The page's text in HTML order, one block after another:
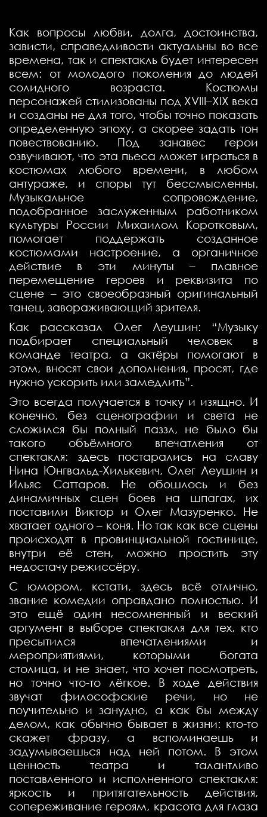
Как вопросы любви, долга, достоинства,
зависти, справедливости актуальны во все
времена, так и спектакль будет интересен
всем: от молодого поколения до людей
солидного возраста. Костюмы
персонажей стилизованы под XVIII–XIX века
и созданы не для того, чтобы точно показать
определенную эпоху, а скорее задать тон
повествованию. Под занавес герои
озвучивают, что эта пьеса может играться в
костюмах любого времени, в любом
антураже, и споры тут бессмысленны.
Музыкальное сопровождение,
подобранное заслуженным работником
культуры России Михаилом Коротковым,
помогает поддержать созданное
костюмами настроение, а органичное
действие в эти минуты – плавное
перемещение героев и реквизита по
сцене – это своеобразный оригинальный
танец, завораживающий зрителя.
Как рассказал Олег Леушин: “Музыку
подбирает специальный человек в
команде театра, а актёры помогают в
этом, вносят свои дополнения, просят, где
нужно ускорить или замедлить”.
Это всегда получается в точку и изящно. И
конечно, без сценографии и света не
сложился бы полный паззл, не было бы
такого объёмного впечатления от
спектакля: здесь постарались на славу
Нина Юнгвальд-Хилькевич, Олег Леушин и
Ильяс Саттаров. Не обошлось и без
динамичных сцен боев на шпагах, их
поставили Виктор и Олег Мазуренко. Не
хватает одного – коня. Но так как все сцены
происходят в провинциальной гостинице,
внутри её стен, можно простить эту
недостачу режиссёру.
С юмором, кстати, здесь всё отлично,
звание комедии оправдано полностью. И
это ещё один несомненный и веский
аргумент в выборе спектакля для тех, кто
пресытился впечатлениями и
мероприятиями, которыми богата
столица, и не знает, что хочет посмотреть,
но точно что-то лёгкое. В ходе действия
звучат философские речи, но не
поучительно и занудно, а как бы между
делом, как обычно бывает в жизни: кто-то
скажет фразу, а вспоминаешь и
задумываешься над ней потом. В этом
ценность театра и талантливо
поставленного и исполненного спектакля:
яркость и притягательность действия,
сопереживание героям, красота для глаза